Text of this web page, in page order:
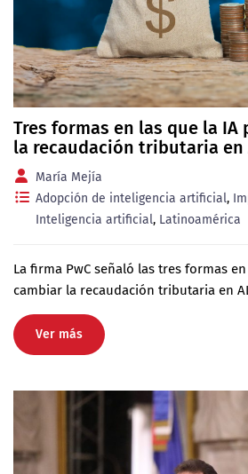
Tres formas en las que la
la recaudación tributaria en
María Mejía
Adopción de inteligencia artificial,
Inteligencia artificial, Latinoamérica
La firma PwC señaló las tres formas
cambiar la recaudación tributaria en
Ver más